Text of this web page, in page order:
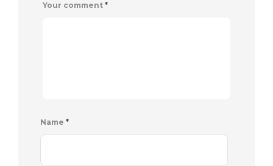
Your comment *
Name *